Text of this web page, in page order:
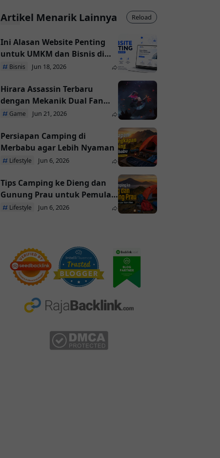
Artikel Menarik Lainnya
Ini Alasan Website Penting
untuk UMKM dan Bisnis di
Era AI
Bisnis Jun 18, 2026
Hirara Assassin Terbaru
dengan Mekanik Dual Fan
Unik di Season 41
Game Jun 21, 2026
Persiapan Camping di
Merbabu agar Lebih Nyaman
Lifestyle Jun 6, 2026
Tips Camping ke Dieng dan
Gunung Prau untuk Pemula
agar Tidak Ribet
Lifestyle Jun 6, 2026
Reload